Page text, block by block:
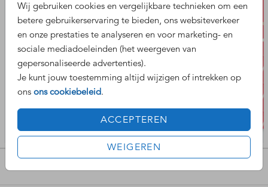
Wij gebruiken cookies en vergelijkbare technieken om een
betere gebruikerservaring te bieden, ons websiteverkeer
en onze prestaties te analyseren en voor marketing- en
sociale mediadoeleinden (het weergeven van
gepersonaliseerde advertenties).
Je kunt jouw toestemming altijd wijzigen of intrekken op
ons ons cookiebeleid.
ACCEPTEREN
WEIGEREN